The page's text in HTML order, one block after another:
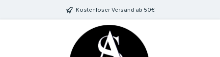
Zum Hauptinhalt springenKostenloser Versand ab 50€